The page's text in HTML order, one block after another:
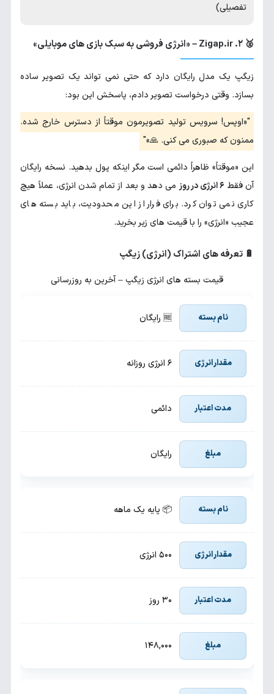
تفصیلی)
🥈 ۲. Zigap.ir – «انرژی فروشی به سبک بازی های موبایلی»
زیگپ یک مدل رایگان دارد که حتی نمی تواند یک تصویر ساده
بسازد. وقتی درخواست تصویر دادم، پاسخش این بود:
«اوپس! سرویس تولید تصویرمون موقتاً از دسترس خارج شده.
ممنون که صبوری می کنی. 🙏»
این «موقتاً» ظاهراً دائمی است مگر اینکه پول بدهید. نسخه رایگان
آن فقط ۶ انرژی در روز
می دهد و بعد از تمام شدن انرژی، عملاً هیچ
کاری نمی توان کرد. برای فرار از این محدودیت، باید بسته های
عجیب «انرژی» را با قیمت های زیر بخرید.
🔋 تعرفه های اشتراک (انرژی) زیگپ
قیمت بسته های انرژی زیگپ – آخرین به روزرسانی
🆓 رایگان
۶ انرژی روزانه
دائمی
رایگان
📦 پایه یک ماهه
۵۰۰ انرژی
۳۰ روز
۱۴۸,۰۰۰